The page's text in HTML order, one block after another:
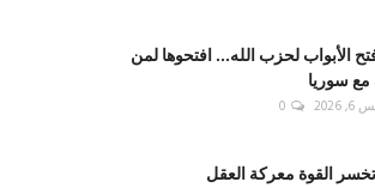
الأبواب لحزب الله... افتحوها لمن
سوريا
0
القوة معركة العقل